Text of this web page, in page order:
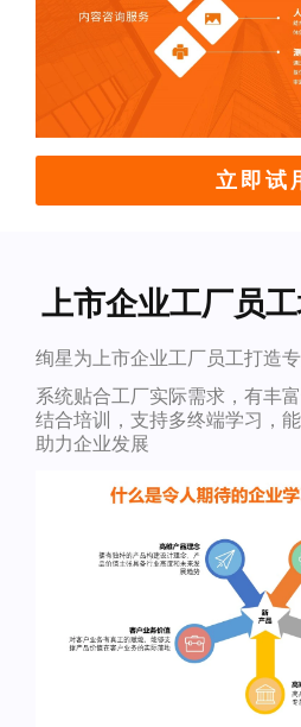
立即试
上市企业工厂员
绚星为上市企业工厂员工打造
系统贴合工厂实际需求，有丰
结合培训，支持多终端学习，
助力企业发展